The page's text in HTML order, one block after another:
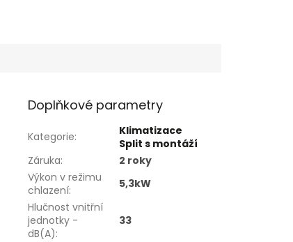
Doplňkové parametry
Kategorie:
Klimatizace
Split s montáží
Záruka:
2 roky
Výkon v režimu
chlazení:
5,3kW
Hlučnost vnitřní
jednotky -
dB(A):
33